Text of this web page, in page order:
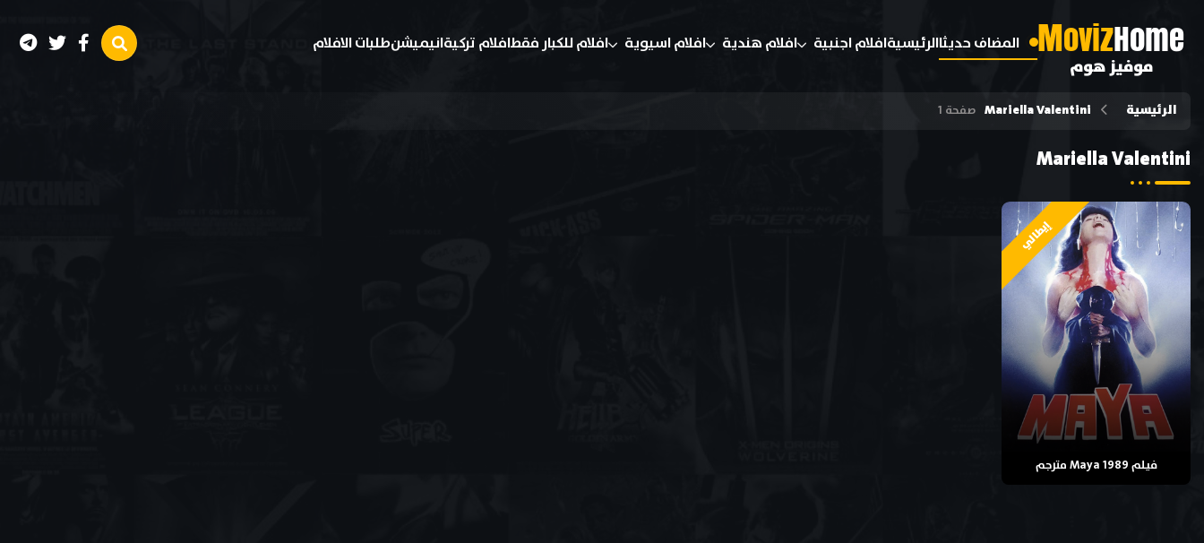
MovizHome
موفيز هوم
المضاف حديثاالرئيسيةافلام اجنبية افلام هندية افلام اسيوية افلام للكبار فقطافلام تركيةانيميشنطلبات الافلام
الرئيسية Mariella Valentini صفحة 1
Mariella Valentini
إيطالي
فيلم Maya 1989 مترجم